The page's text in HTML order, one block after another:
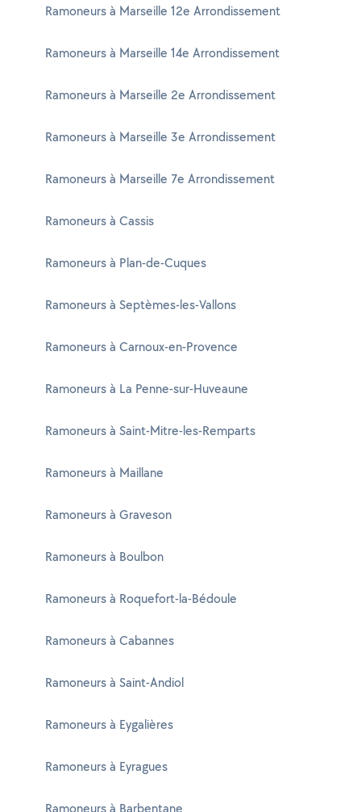
Ramoneurs à Marseille 12e Arrondissement
Ramoneurs à Marseille 14e Arrondissement
Ramoneurs à Marseille 2e Arrondissement
Ramoneurs à Marseille 3e Arrondissement
Ramoneurs à Marseille 7e Arrondissement
Ramoneurs à Cassis
Ramoneurs à Plan-de-Cuques
Ramoneurs à Septèmes-les-Vallons
Ramoneurs à Carnoux-en-Provence
Ramoneurs à La Penne-sur-Huveaune
Ramoneurs à Saint-Mitre-les-Remparts
Ramoneurs à Maillane
Ramoneurs à Graveson
Ramoneurs à Boulbon
Ramoneurs à Roquefort-la-Bédoule
Ramoneurs à Cabannes
Ramoneurs à Saint-Andiol
Ramoneurs à Eygalières
Ramoneurs à Eyragues
Ramoneurs à Barbentane